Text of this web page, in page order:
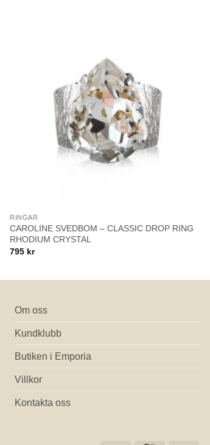
RINGAR
CAROLINE SVEDBOM – CLASSIC DROP RING
RHODIUM CRYSTAL
795 kr
Om oss
Kundklubb
Butiken i Emporia
Villkor
Kontakta oss